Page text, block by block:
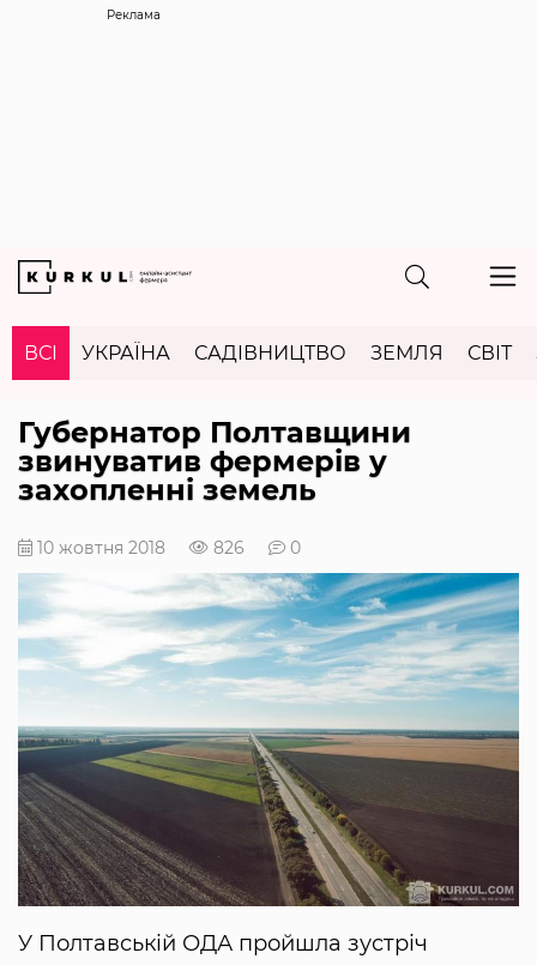
Реклама
ВСІ УКРАЇНА САДІВНИЦТВО ЗЕМЛЯ СВІТ
Губернатор Полтавщини
звинуватив фермерів у
захопленні земель
10 жовтня 2018 826 0
У Полтавській ОДА пройшла зустріч